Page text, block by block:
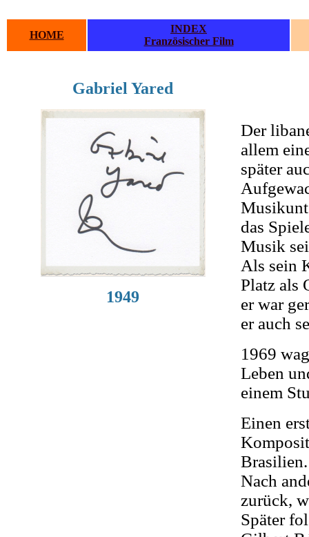
HOME
INDEX
Französischer Film
Gabriel Yared
1949
Der
allem
später
das
Musik
Als sein
Platz als
er war
er auch
1969
Leben
einem
Einen
Nach
zurück,
Später